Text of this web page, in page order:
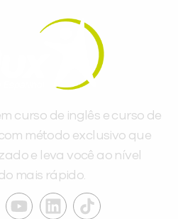
curso de inglês e curso de
método exclusivo que
e leva você ao nível
mais rápido.